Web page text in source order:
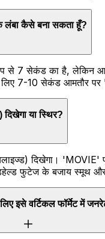
लंबा कैसे बना सकता हूँ?
से 7 सेकंड का है, लेकिन
7-10 सेकंड आमतौर पर
या स्थिर?
दिखेगा। 'MOVIE'
फुटेज के बजाय स्मूथ
इसे वर्टिकल फॉर्मेट में